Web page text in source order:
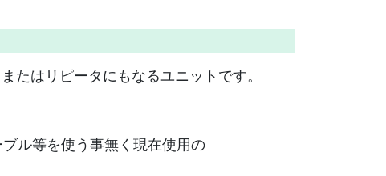
たはリピータにもなるユニットです。
ブル等を使う事無く現在使用の